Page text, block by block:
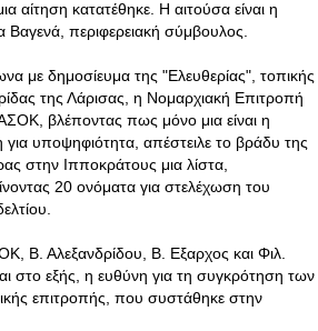
αίτηση κατατέθηκε. Η αιτούσα είναι η
Βαγενά, περιφερειακή σύμβουλος.
με δημοσίευμα της "Ελευθερίας", τοπικής
της Λάρισας, η Νομαρχιακή Επιτροπή
βλέποντας πως μόνο μια είναι η
για υποψηφιότητα, απέστειλε το βράδυ της
στην Ιπποκράτους μια λίστα,
20 ονόματα για στελέχωση του
Β. Αλεξανδρίδου, Β. Εξαρχος και Φιλ.
στο εξής, η ευθύνη για τη συγκρότηση των
επιτροπής, που συστάθηκε στην